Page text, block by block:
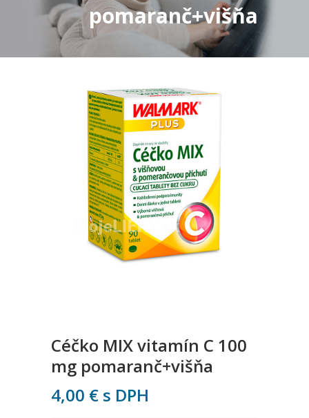
pomaranč+višňa
Céčko MIX vitamín C 100
mg pomaranč+višňa
4,00 € s DPH